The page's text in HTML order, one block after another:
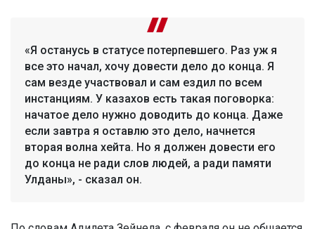
«Я останусь в статусе потерпевшего. Раз уж я
все это начал, хочу довести дело до конца. Я
сам везде участвовал и сам ездил по всем
инстанциям. У казахов есть такая поговорка:
начатое дело нужно доводить до конца. Даже
если завтра я оставлю это дело, начнется
вторая волна хейта. Но я должен довести его
до конца не ради слов людей, а ради памяти
Улданы», - сказал он.